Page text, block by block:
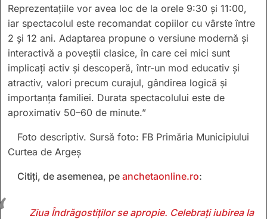
Reprezentațiile vor avea loc de la orele 9:30 și 11:00,
iar spectacolul este recomandat copiilor cu vârste între
2 și 12 ani. Adaptarea propune o versiune modernă și
interactivă a poveștii clasice, în care cei mici sunt
implicați activ și descoperă, într-un mod educativ și
atractiv, valori precum curajul, gândirea logică și
importanța familiei. Durata spectacolului este de
aproximativ 50–60 de minute.”
Foto descriptiv. Sursă foto: FB Primăria Municipiului
Curtea de Argeș
Citiți, de asemenea, pe anchetaonline.ro:
Ziua Îndrăgostiților se apropie. Celebrați iubirea la